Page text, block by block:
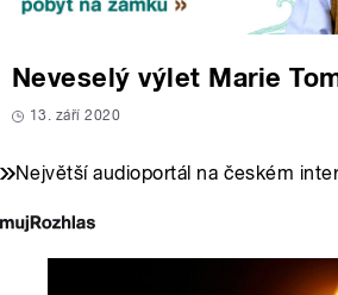
Neveselý výlet Marie
13. září 2020
Největší audioportál na českém